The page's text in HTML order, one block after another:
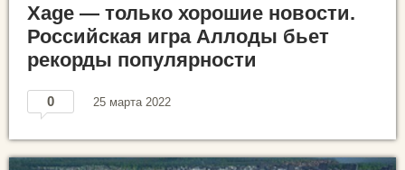
Xage — только хорошие новости.
Российская игра Аллоды бьет
рекорды популярности
0 25 марта 2022